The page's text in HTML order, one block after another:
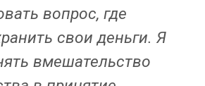
вопрос, где
свои деньги. Я
вмешательство